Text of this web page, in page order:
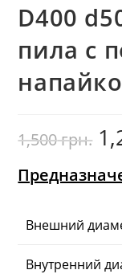
D400
пила с
1,500грн.
1,500
Внешний
Внутренний